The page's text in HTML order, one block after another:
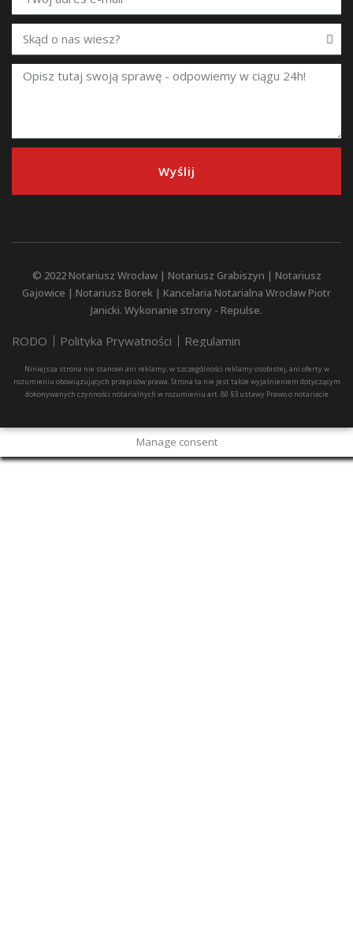
Wyślij
© 2022 Notariusz Wrocław| Notariusz Grabiszyn | Notariusz
Gajowice | Notariusz Borek | Kancelaria Notarialna Wrocław Piotr
Janicki. Wykonanie strony - Repulse.
RODO Polityka Prywatności Regulamin
Niniejsza strona nie stanowi ani reklamy, w szczególności reklamy osobistej, ani oferty w
rozumieniu obowiązujących przepisów prawa. Strona ta nie jest także wyjaśnieniem dotyczącym
dokonywanych czynności notarialnych w rozumieniu art. 80 §3 ustawy Prawo o notariacie
Manage consent